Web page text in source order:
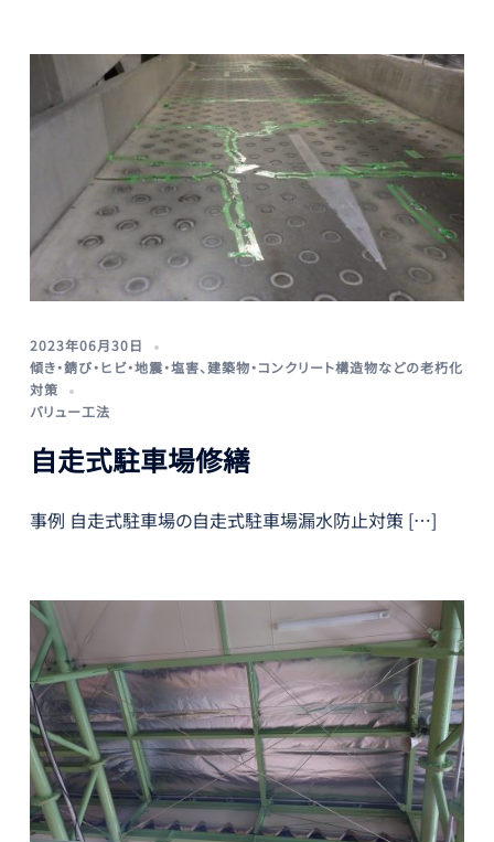
2023年06月30日
傾き・錆び・ヒビ・地震・塩害、建築物・コンクリート構造物などの老朽化
対策
バリュー工法
自走式駐車場修繕
事例 自走式駐車場の自走式駐車場漏水防止対策 […]